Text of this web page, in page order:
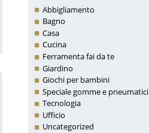
Abbigliamento
Bagno
Casa
Cucina
Ferramenta fai da te
Giardino
Giochi per bambini
Speciale gomme e pneumatici
Tecnologia
Ufficio
Uncategorized